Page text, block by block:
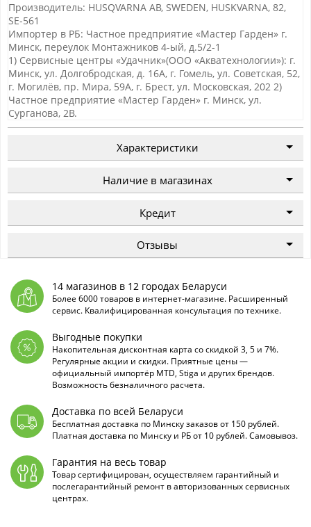
Производитель: HUSQVARNA AB, SWEDEN, HUSKVARNA, 82,
SE-561
Импортер в РБ: Частное предприятие «Мастер Гарден» г.
Минск, переулок Монтажников 4-ый, д.5/2-1
1) Сервисные центры «Удачник»(ООО «Акватехнологии»): г.
Минск, ул. Долгобродская, д. 16А, г. Гомель, ул. Советская, 52,
г. Могилёв, пр. Мира, 59А, г. Брест, ул. Московская, 202 2)
Частное предприятие «Мастер Гарден» г. Минск, ул.
Сурганова, 2В.
Характеристики
Наличие в магазинах
Кредит
Отзывы
14 магазинов в 12 городах Беларуси
Более 6000 товаров в интернет-магазине. Расширенный
сервис. Квалифицированная консультация по технике.
Выгодные покупки
Накопительная дисконтная карта со скидкой 3, 5 и 7%.
Регулярные акции и скидки. Приятные цены —
официальный импортёр MTD, Stiga и других брендов.
Возможность безналичного расчета.
Доставка по всей Беларуси
Бесплатная доставка по Минску заказов от 150 рублей.
Платная доставка по Минску и РБ от 10 рублей. Самовывоз.
Гарантия на весь товар
Товар сертифицирован, осуществляем гарантийный и
послегарантийный ремонт в авторизованных сервисных
центрах.